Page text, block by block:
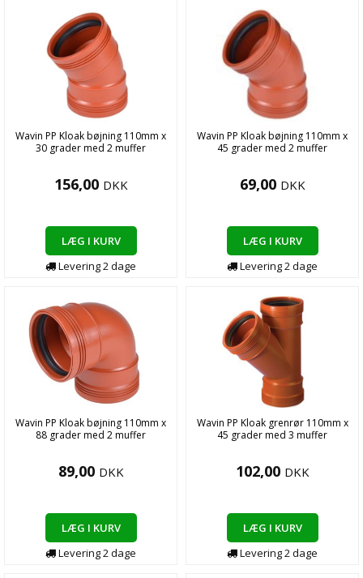
Wavin PP Kloak bøjning 110mm x
30 grader med 2 muffer
156,00 DKK
LÆG I KURV
Levering2dage
Wavin PP Kloak bøjning 110mm x
45 grader med 2 muffer
69,00 DKK
LÆG I KURV
Levering2dage
Wavin PP Kloak bøjning 110mm x
88 grader med 2 muffer
89,00 DKK
LÆG I KURV
Levering2dage
Wavin PP Kloak grenrør 110mm x
45 grader med 3 muffer
102,00 DKK
LÆG I KURV
Levering2dage